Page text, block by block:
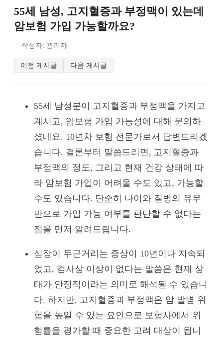
55세 남성, 고지혈증과 부정맥이 있는데
암보험 가입 가능할까요?
작성자: 관리자
이전 게시글 다음 게시글
55세 남성분이 고지혈증과 부정맥을 가지고
계시고, 암보험 가입 가능성에 대해 문의하
셨네요. 10년차 보험 전문가로서 답변드리겠
습니다. 결론부터 말씀드리면, 고지혈증과
부정맥의 정도, 그리고 현재 건강 상태에 따
라 암보험 가입이 어려울 수도 있고, 가능할
수도 있습니다. 단순히 나이와 질병의 유무
만으로 가입 가능 여부를 판단할 수 없다는
점을 먼저 알려드립니다.
심장이 두근거리는 증상이 10년이나 지속되
었고, 검사상 이상이 없다는 말씀은 현재 상
태가 안정적이라는 의미로 해석될 수 있습니
다. 하지만, 고지혈증과 부정맥은 암 발병 위
험을 높일 수 있는 요인으로 보험사에서 위
험률을 평가할 때 중요한 고려 대상이 됩니